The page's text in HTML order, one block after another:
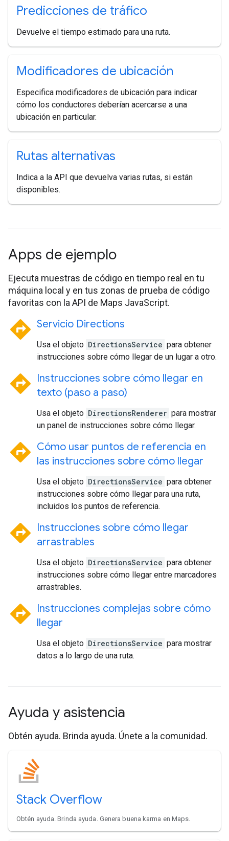
Predicciones de tráfico
Devuelve el tiempo estimado para una ruta.
Modificadores de ubicación
Especifica modificadores de ubicación para indicar
cómo los conductores deberían acercarse a una
ubicación en particular.
Rutas alternativas
Indica a la API que devuelva varias rutas, si están
disponibles.
Apps de ejemplo
Ejecuta muestras de código en tiempo real en tu
máquina local y en tus zonas de prueba de código
favoritas con la API de Maps JavaScript.
directions Servicio Directions
Usa el objeto DirectionsService para obtener
instrucciones sobre cómo llegar de un lugar a otro.
directions Instrucciones sobre cómo llegar en
texto (paso a paso)
Usa el objeto DirectionsRenderer para mostrar
un panel de instrucciones sobre cómo llegar.
directions Cómo usar puntos de referencia en
las instrucciones sobre cómo llegar
Usa el objeto DirectionsService para obtener
instrucciones sobre cómo llegar para una ruta,
incluidos los puntos de referencia.
directions Instrucciones sobre cómo llegar
arrastrables
Usa el objeto DirectionsService para obtener
instrucciones sobre cómo llegar entre marcadores
arrastrables.
directions Instrucciones complejas sobre cómo
llegar
Usa el objeto DirectionsService para mostrar
datos a lo largo de una ruta.
Ayuda y asistencia
Obtén ayuda. Brinda ayuda. Únete a la comunidad.
Stack Overflow
Obtén ayuda. Brinda ayuda. Genera buena karma en Maps.